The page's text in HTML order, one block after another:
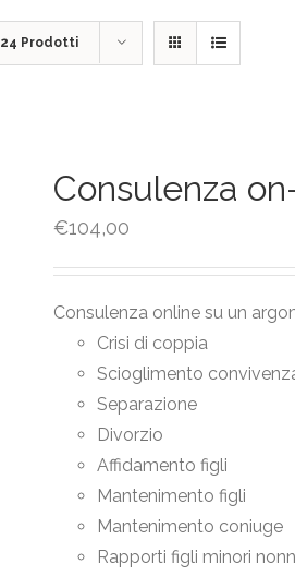
24 Prodotti
Consulenza
€104,00
Consulenza online su un
Crisi di coppia
Scioglimento
Separazione
Divorzio
Affidamento figli
Mantenimento figli
Mantenimento coniuge
Rapporti figli minori